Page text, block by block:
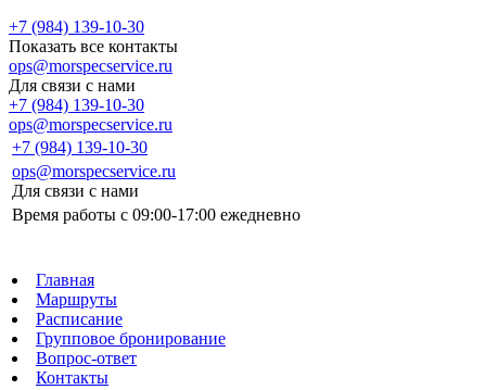
+7 (984) 139-10-30
Показать все контакты
ops@morspecservice.ru
Для связи с нами
+7 (984) 139-10-30
ops@morspecservice.ru
+7 (984) 139-10-30
ops@morspecservice.ru
Для связи с нами
Время работы с 09:00-17:00 ежедневно
Главная
Маршруты
Расписание
Групповое бронирование
Вопрос-ответ
Контакты